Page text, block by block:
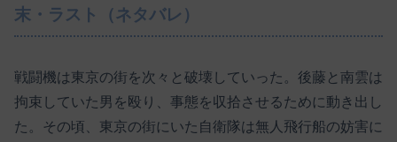
末・ラスト（ネタバレ）
戦闘機は東京の街を次々と破壊していった。後藤と南雲は
拘束していた男を殴り、事態を収拾させるために動き出し
た。その頃、東京の街にいた自衛隊は無人飛行船の妨害に